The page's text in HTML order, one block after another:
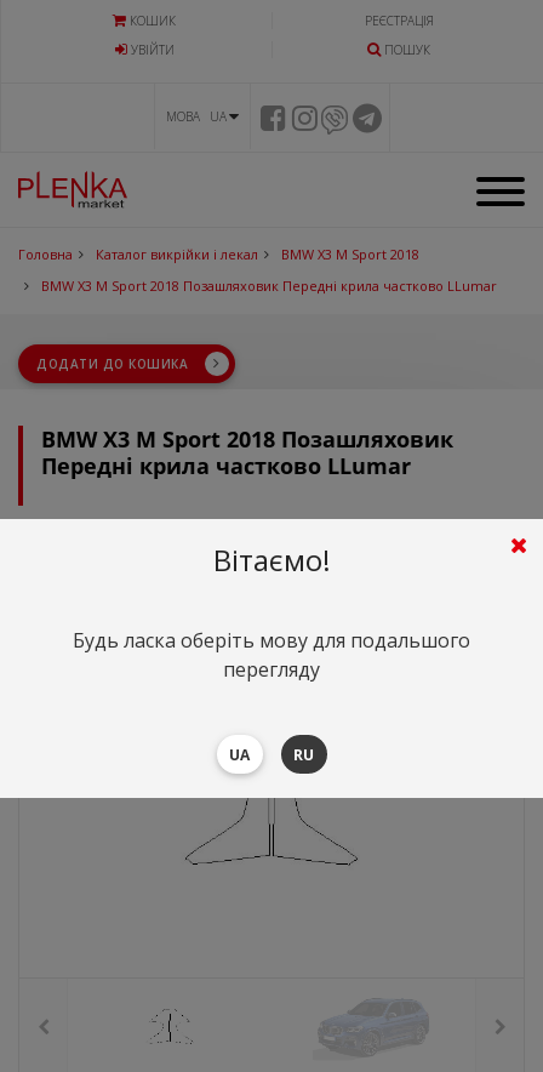
КОШИК
РЕЄСТРАЦІЯ
УВIЙТИ
ПОШУК
МОВА UA
Головна Каталог викрійки і лекал
BMW X3 M Sport 2018
BMW X3 M Sport 2018 Позашляховик Передні крила частково LLumar
ДОДАТИ ДО КОШИКА
BMW X3 M Sport 2018 Позашляховик
Передні крила частково LLumar
грн.
Вітаємо!
Будь ласка оберіть мову для подальшого
перегляду
UA RU